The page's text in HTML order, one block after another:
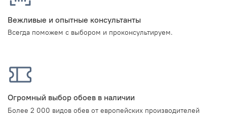
Вежливые и опытные консультанты
Всегда поможем с выбором и проконсультируем.
Огромный выбор обоев в наличии
Более 2 000 видов обев от европейских производителей